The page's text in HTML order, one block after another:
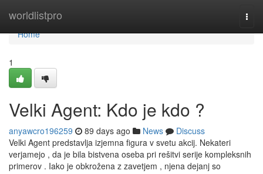
worldlistpro
Home
Home
1
Velki Agent: Kdo je kdo ?
anyawcro196259 89 days ago News
Discuss
Velki Agent predstavlja izjemna figura v svetu akcij. Nekateri
verjamejo , da je bila bistvena oseba pri rešitvi serije kompleksnih
primerov . Iako je obkrožena z zavetjem , njena dejanj so